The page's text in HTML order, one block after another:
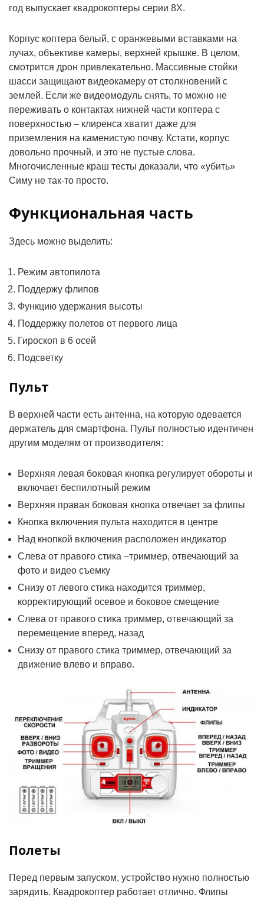
год выпускает квадрокоптеры серии 8Х.
Корпус коптера белый, с оранжевыми вставками на
лучах, объективе камеры, верхней крышке. В целом,
смотрится дрон привлекательно. Массивные стойки
шасси защищают видеокамеру от столкновений с
землей. Если же видеомодуль снять, то можно не
переживать о контактах нижней части коптера с
поверхностью – клиренса хватит даже для
приземления на каменистую почву. Кстати, корпус
довольно прочный, и это не пустые слова.
Многочисленные краш тесты доказали, что «убить»
Симу не так-то просто.
Функциональная часть
Здесь можно выделить:
Режим автопилота
Поддержу флипов
Функцию удержания высоты
Поддержку полетов от первого лица
Гироскоп в 6 осей
Подсветку
Пульт
В верхней части есть антенна, на которую одевается
держатель для смартфона. Пульт полностью идентичен
другим моделям от производителя:
Верхняя левая боковая кнопка регулирует обороты и
включает беспилотный режим
Верхняя правая боковая кнопка отвечает за флипы
Кнопка включения пульта находится в центре
Над кнопкой включения расположен индикатор
Слева от правого стика –триммер, отвечающий за
фото и видео съемку
Снизу от левого стика находится триммер,
корректирующий осевое и боковое смещение
Слева от правого стика триммер, отвечающий за
перемещение вперед, назад
Снизу от правого стика триммер, отвечающий за
движение влево и вправо.
Полеты
Перед первым запуском, устройство нужно полностью
зарядить. Квадрокоптер работает отлично. Флипы